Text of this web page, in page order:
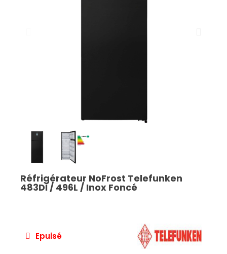
Réfrigérateur NoFrost Telefunken
483DI / 496L / Inox Foncé
Epuisé